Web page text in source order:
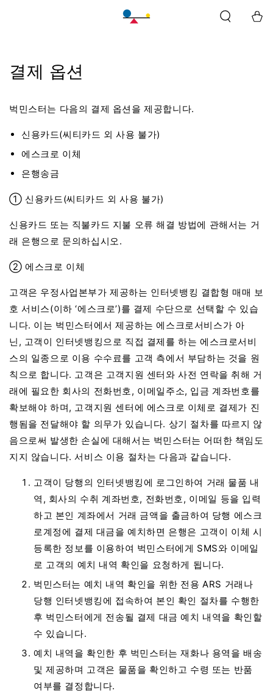
구
결제 옵션
벅민스터는 다음의 결제 옵션을 제공합니다.
신용카드(씨티카드 외 사용 불가)
에스크로 이체
은행송금
① 신용카드(씨티카드 외 사용 불가)
신용카드 또는 직불카드 지불 오류 해결 방법에 관해서는 거
래 은행으로 문의하십시오.
② 에스크로 이체
고객은 우정사업본부가 제공하는 인터넷뱅킹 결합형 매매 보
호 서비스(이하 ‘에스크로’)를 결제 수단으로 선택할 수 있습
니다. 이는 벅민스터에서 제공하는 에스크로서비스가 아
닌, 고객이 인터넷뱅킹으로 직접 결제를 하는 에스크로서비
스의 일종으로 이용 수수료를 고객 측에서 부담하는 것을 원
칙으로 합니다. 고객은 고객지원 센터와 사전 연락을 취해 거
래에 필요한 회사의 전화번호, 이메일주소, 입금 계좌번호를
확보해야 하며, 고객지원 센터에 에스크로 이체로 결제가 진
행됨을 전달해야 할 의무가 있습니다. 상기 절차를 따르지 않
음으로써 발생한 손실에 대해서는 벅민스터는 어떠한 책임도
지지 않습니다. 서비스 이용 절차는 다음과 같습니다.
고객이 당행의 인터넷뱅킹에 로그인하여 거래 물품 내
역, 회사의 수취 계좌번호, 전화번호, 이메일 등을 입력
하고 본인 계좌에서 거래 금액을 출금하여 당행 에스크
로계정에 결제 대금을 예치하면 은행은 고객이 이체 시
등록한 정보를 이용하여 벅민스터에게 SMS와 이메일
로 고객의 예치 내역 확인을 요청하게 됩니다.
벅민스터는 예치 내역 확인을 위한 전용 ARS 거래나
당행 인터넷뱅킹에 접속하여 본인 확인 절차를 수행한
후 벅민스터에게 전송될 결제 대금 예치 내역을 확인할
수 있습니다.
예치 내역을 확인한 후 벅민스터는 재화나 용역을 배송
및 제공하며 고객은 물품을 확인하고 수령 또는 반품
여부를 결정합니다.